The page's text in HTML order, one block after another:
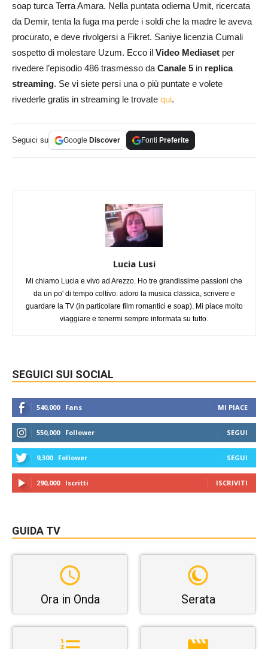
soap turca Terra Amara. Nella puntata odierna Umit, ricercata
da Demir, tenta la fuga ma perde i soldi che la madre le aveva
procurato, e deve rivolgersi a Fikret. Saniye licenzia Cumali
sospetto di molestare Uzum. Ecco il Video Mediaset per
rivedere l’episodio 486 trasmesso daCanale 5 in replica
streaming. Se vi siete persi una o più puntate e volete
rivederle gratis in streaming le trovate qui.
Seguici su Google Discover Fonti Preferite
Lucia Lusi
Mi chiamo Lucia e vivo ad Arezzo. Ho tre grandissime passioni che
da un po' di tempo coltivo: adoro la musica classica, scrivere e
guardare la TV (in particolare film romantici e soap). Mi piace molto
viaggiare e tenermi sempre informata su tutto.
SEGUICI SUI SOCIAL
540,000 Fans MI PIACE
550,000 Follower SEGUI
9,300 Follower SEGUI
290,000 Iscritti ISCRIVITI
GUIDA TV
Ora in Onda Serata